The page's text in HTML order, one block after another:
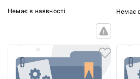
Немає в наявності Немає